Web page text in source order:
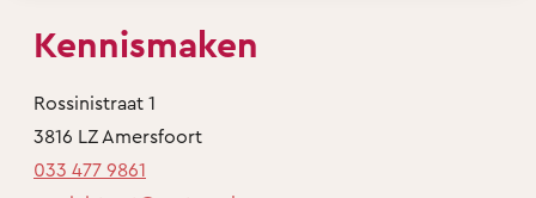
Kennismaken
Rossinistraat 1
3816 LZ Amersfoort
033 477 9861